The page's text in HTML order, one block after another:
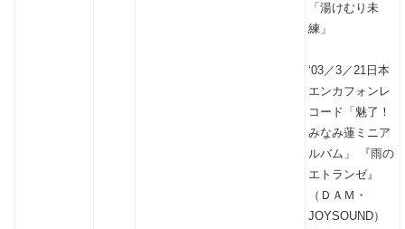
「湯けむり未
練」
‘03／3／21日本
エンカフォンレ
コード「魅了！
みなみ蓮ミニア
ルバム」 『雨の
エトランゼ』
（ＤＡＭ・
JOYSOUND）